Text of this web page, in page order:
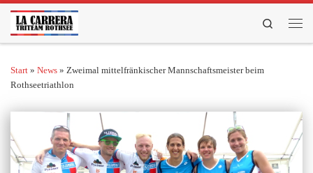
Zum Inhalt springen
Search
Start » News » Zweimal mittelfränkischer Mannschaftsmeister beim
Rothseetriathlon